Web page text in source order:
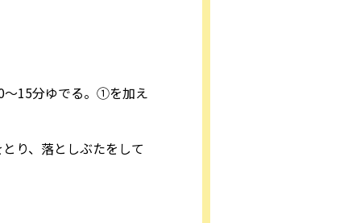
～15分ゆでる。①を加え
り、落としぶたをして